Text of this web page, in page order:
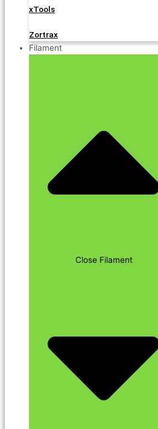
xTools
Zortrax
Filament
Close Filament